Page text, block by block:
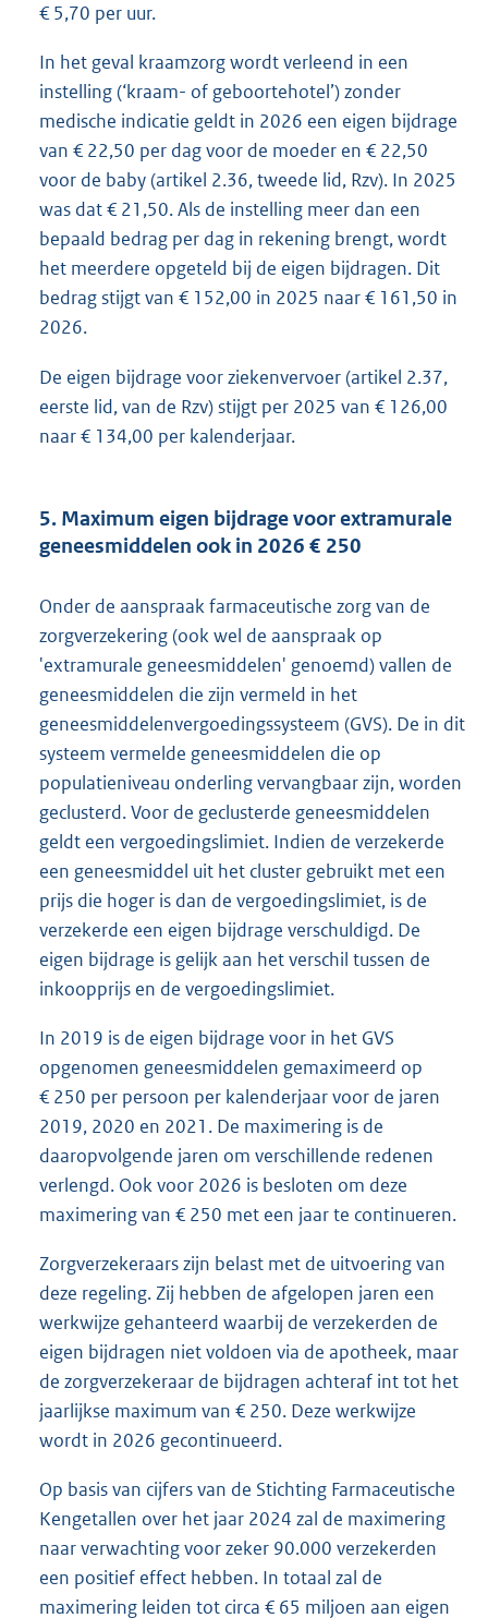
€ 5,70 per uur.
In het geval kraamzorg wordt verleend in een
instelling (‘kraam- of geboortehotel’) zonder
medische indicatie geldt in 2026 een eigen bijdrage
van € 22,50 per dag voor de moeder en € 22,50
voor de baby (artikel 2.36, tweede lid, Rzv). In 2025
was dat € 21,50. Als de instelling meer dan een
bepaald bedrag per dag in rekening brengt, wordt
het meerdere opgeteld bij de eigen bijdragen. Dit
bedrag stijgt van € 152,00 in 2025 naar € 161,50 in
2026.
De eigen bijdrage voor ziekenvervoer (artikel 2.37,
eerste lid, van de Rzv) stijgt per 2025 van € 126,00
naar € 134,00 per kalenderjaar.
5. Maximum eigen bijdrage voor extramurale
geneesmiddelen ook in 2026 € 250
Onder de aanspraak farmaceutische zorg van de
zorgverzekering (ook wel de aanspraak op
'extramurale geneesmiddelen' genoemd) vallen de
geneesmiddelen die zijn vermeld in het
geneesmiddelenvergoedingssysteem (GVS). De in dit
systeem vermelde geneesmiddelen die op
populatieniveau onderling vervangbaar zijn, worden
geclusterd. Voor de geclusterde geneesmiddelen
geldt een vergoedingslimiet. Indien de verzekerde
een geneesmiddel uit het cluster gebruikt met een
prijs die hoger is dan de vergoedingslimiet, is de
verzekerde een eigen bijdrage verschuldigd. De
eigen bijdrage is gelijk aan het verschil tussen de
inkoopprijs en de vergoedingslimiet.
In 2019 is de eigen bijdrage voor in het GVS
opgenomen geneesmiddelen gemaximeerd op
€ 250 per persoon per kalenderjaar voor de jaren
2019, 2020 en 2021. De maximering is de
daaropvolgende jaren om verschillende redenen
verlengd. Ook voor 2026 is besloten om deze
maximering van € 250 met een jaar te continueren.
Zorgverzekeraars zijn belast met de uitvoering van
deze regeling. Zij hebben de afgelopen jaren een
werkwijze gehanteerd waarbij de verzekerden de
eigen bijdragen niet voldoen via de apotheek, maar
de zorgverzekeraar de bijdragen achteraf int tot het
jaarlijkse maximum van € 250. Deze werkwijze
wordt in 2026 gecontinueerd.
Op basis van cijfers van de Stichting Farmaceutische
Kengetallen over het jaar 2024 zal de maximering
naar verwachting voor zeker 90.000 verzekerden
een positief effect hebben. In totaal zal de
maximering leiden tot circa € 65 miljoen aan eigen